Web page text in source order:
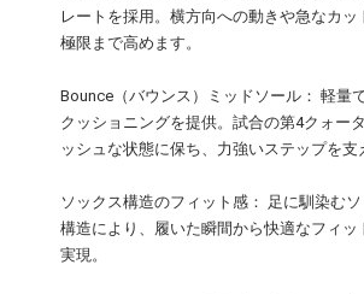
レートを採用。横方向への動きや急なカッ
極限まで高めます。
Bounce（バウンス）ミッドソール： 軽量
クッショニングを提供。試合の第4クォー
ッシュな状態に保ち、力強いステップを支
ソックス構造のフィット感： 足に馴染む
構造により、履いた瞬間から快適なフィッ
実現。